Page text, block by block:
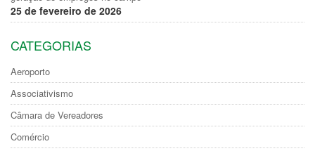
25 de fevereiro de 2026
CATEGORIAS
Aeroporto
Associativismo
Câmara de Vereadores
Comércio